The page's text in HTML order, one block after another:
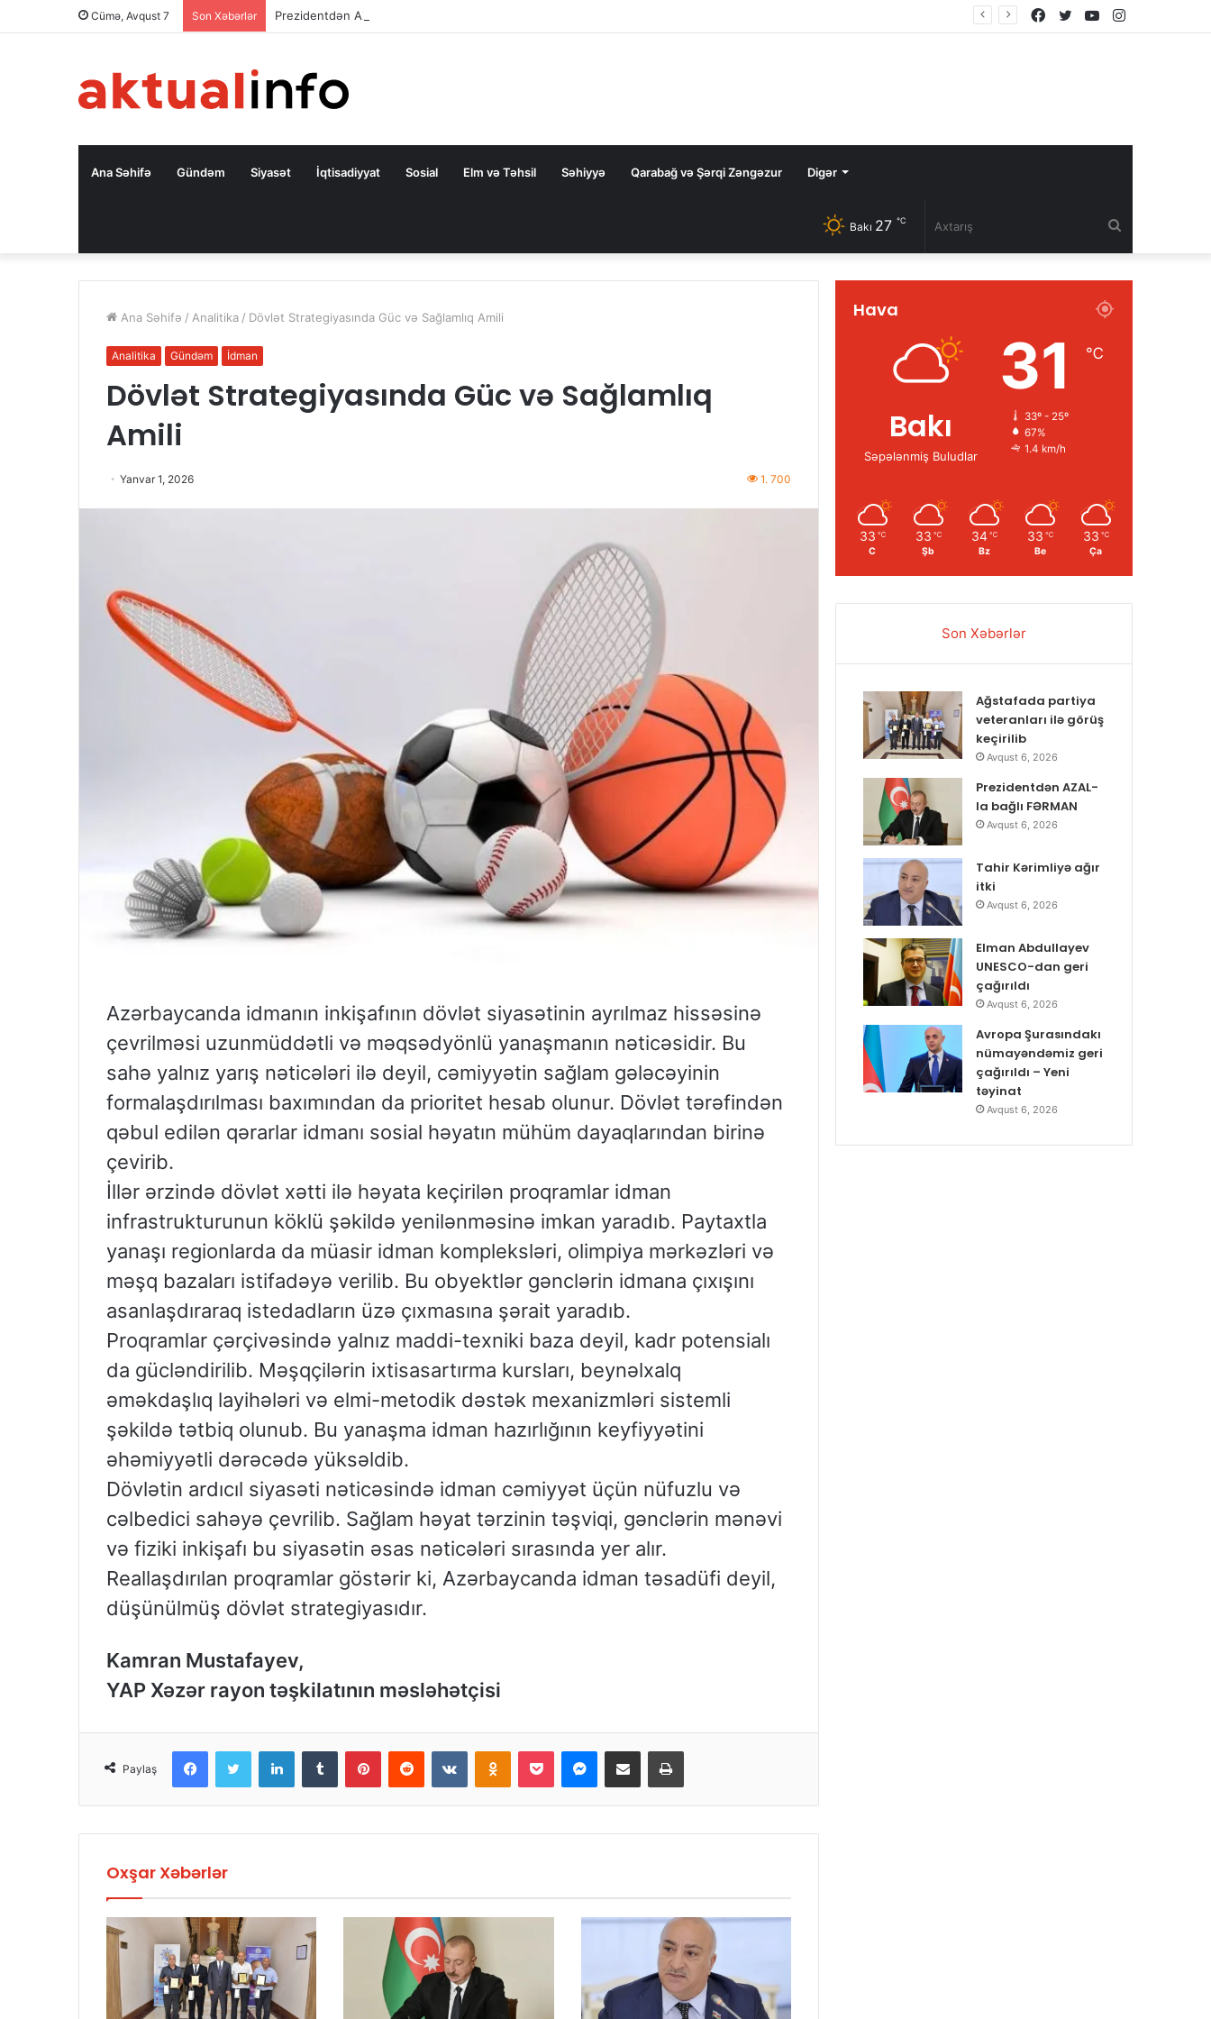
Cümə, Avqust 7 Son Xəbərlər Prezidentdən AZAL-la bağlı FƏRMAN YouTube
Twitter
Facebook
Ana Səhifə Gündəm Siyasət İqtisadiyyat Sosial Elm və Təhsil Səhiyyə Qarabağ və Şərqi Zəngəzur Digər
Bakı 27 ℃
Ana Səhifə / Analitika / Dövlət Strategiyasında Güc və Sağlamlıq Amili
Analitika Gündəm İdman
Dövlət Strategiyasında Güc və Sağlamlıq
Amili
Yanvar 1, 2026 1. 700
Azərbaycanda idmanın inkişafının dövlət siyasətinin ayrılmaz hissəsinə
çevrilməsi uzunmüddətli və məqsədyönlü yanaşmanın nəticəsidir. Bu
sahə yalnız yarış nəticələri ilə deyil, cəmiyyətin sağlam gələcəyinin
formalaşdırılması baxımından da prioritet hesab olunur. Dövlət tərəfindən
qəbul edilən qərarlar idmanı sosial həyatın mühüm dayaqlarından birinə
çevirib.
İllər ərzində dövlət xətti ilə həyata keçirilən proqramlar idman
infrastrukturunun köklü şəkildə yenilənməsinə imkan yaradıb. Paytaxtla
yanaşı regionlarda da müasir idman kompleksləri, olimpiya mərkəzləri və
məşq bazaları istifadəyə verilib. Bu obyektlər gənclərin idmana çıxışını
asanlaşdıraraq istedadların üzə çıxmasına şərait yaradıb.
Proqramlar çərçivəsində yalnız maddi-texniki baza deyil, kadr potensialı
da gücləndirilib. Məşqçilərin ixtisasartırma kursları, beynəlxalq
əməkdaşlıq layihələri və elmi-metodik dəstək mexanizmləri sistemli
şəkildə tətbiq olunub. Bu yanaşma idman hazırlığının keyfiyyətini
əhəmiyyətli dərəcədə yüksəldib.
Dövlətin ardıcıl siyasəti nəticəsində idman cəmiyyət üçün nüfuzlu və
cəlbedici sahəyə çevrilib. Sağlam həyat tərzinin təşviqi, gənclərin mənəvi
və fiziki inkişafı bu siyasətin əsas nəticələri sırasında yer alır.
Reallaşdırılan proqramlar göstərir ki, Azərbaycanda idman təsadüfi deyil,
düşünülmüş dövlət strategiyasıdır.
Kamran Mustafayev,
YAP Xəzər rayon təşkilatının məsləhətçisi
Paylaş
Oxşar Xəbərlər
Hava
Bakı
Səpələnmiş Buludlar
31 ℃
33º - 25º
67%
1.4 km/h
33 ℃
C
33 ℃
Şb
34 ℃
Bz
33 ℃
Be
33 ℃
Ça
Son Xəbərlər
Ağstafada partiya
veteranları ilə görüş
keçirilib
Avqust 6, 2026
Prezidentdən AZAL-
la bağlı FƏRMAN
Avqust 6, 2026
Tahir Kərimliyə ağır
itki
Avqust 6, 2026
Elman Abdullayev
UNESCO-dan geri
çağırıldı
Avqust 6, 2026
Avropa Şurasındakı
nümayəndəmiz geri
çağırıldı – Yeni
təyinat
Avqust 6, 2026